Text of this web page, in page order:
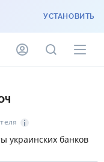
УСТАНОВИТЬ
украинских банков